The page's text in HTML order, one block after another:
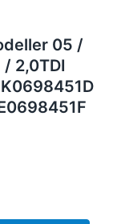
05 /
/ 2,0TDI